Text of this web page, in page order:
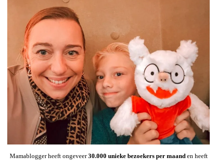
Mamablogger heeft ongeveer30.000 unieke bezoekers per maanden heeft